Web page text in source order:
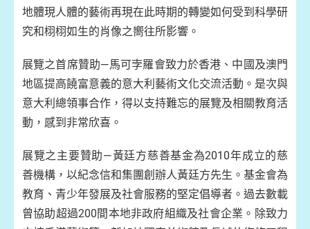
地體現人體的藝術再現在此時期的轉變如何受到科學研
究和栩栩如生的肖像之嚮往所影響。
展覽之首席贊助—馬可孛羅會致力於香港、中國及澳門
地區提高饒富意義的意大利藝術文化交流活動。是次與
意大利總領事合作，得以支持難忘的展覽及相關教育活
動，感到非常欣喜。
展覽之主要贊助—黃廷方慈善基金為2010年成立的慈
善機構，以紀念信和集團創辦人黃廷方先生。基金會為
教育、青少年發展及社會服務的堅定倡導者。過去數載
曾協助超過200間本地非政府組織及社會企業。除致力